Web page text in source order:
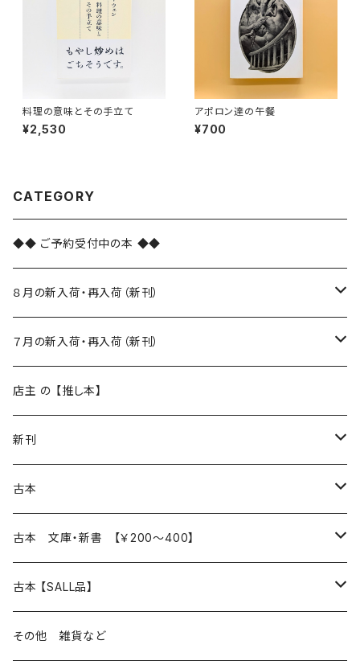
料理の意味とその手立て
¥2,530
アポロン達の午餐
¥700
CATEGORY
◆◆ ご予約受付中の本 ◆◆
８月の新入荷・再入荷（新刊）
新入荷
再入荷
７月の新入荷・再入荷（新刊）
新入荷
再入荷
店主 の 【推し本】
新刊
本 の あれこれ
読書のこと
本屋のこと
文芸
近代小説 エッセイ 戯曲（日本人作家）
現代小説 エッセイ 戯曲（日本人作家）
日々 の できこと
日常の 風景 群像
生き方 ライフスタイル
古本
本 の あれこれ
読書のこと
本屋のこと
日本文学
小説 エッセイ 戯曲（日本人作家）
海外文学
古本 文庫・新書 【￥200～400】
日本文学
小説 エッセイ 戯曲
海外文学
古本 【SALL品】
20％OFF
その他 雑貨など